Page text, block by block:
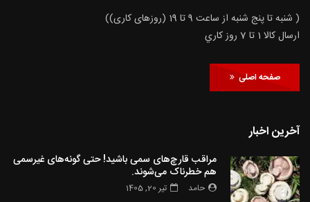
( شنبه تا پنج شنبه از ساعت 9 تا 19 (روزهای کاری))
ارسال كالا 1 تا 7 روز كاري
صفحه اصلی
آخرین اخبار
مراقب قارچ‌های سمی باشید! حتی گونه‌های غیرسمی
هم خطرناک می‌شوند.
حامد تیر 20, 1405